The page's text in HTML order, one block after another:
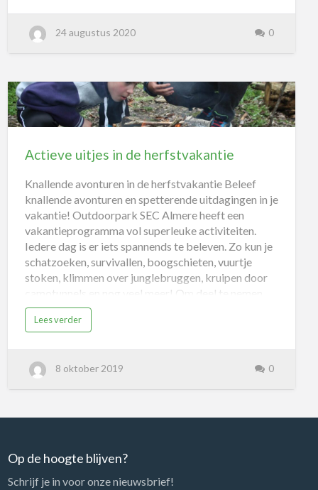
24 augustus 2020 0
Actieve uitjes in de herfstvakantie
Knallende avonturen in de herfstvakantie Beleef
knallende avonturen en spetterende uitdagingen in je
vakantie! Outdoorpark SEC Almere heeft een
vakantieprogramma vol superleuke activiteiten.
Iedere dag is er iets spannends te beleven. Zo kun je
schatzoeken, survivallen, boogschieten, vuurtje
stoken, klimmen over junglebruggen, kruipen door
camotunnels en nog veel meer! Om deel te nemen
aan de vakantie uitjes kan je alleen komen of met je
zus, buurjongen, nichtje - en meedoen aan een
Boogschieten Woensdag 30 oktober: Bushcraft
Zondag 3 november: Treasure Hunt
Lees verder
8 oktober 2019 0
Op de hoogte blijven?
Schrijf je in voor onze nieuwsbrief!